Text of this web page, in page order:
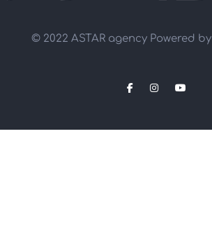
© 2022 ASTAR agency Powered by